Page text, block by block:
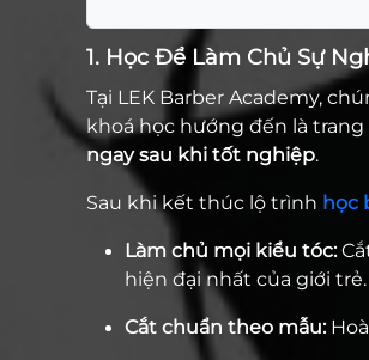
1. Học Để Làm Chủ Sự
Tại LEK Barber Academy,
khoá học hướng đến là
ngay sau khi tốt nghiệp.
Sau khi kết thúc lộ trình học
Làm chủ mọi kiểu tóc:
hiện đại nhất của giới trẻ.
Cắt chuẩn theo mẫu: